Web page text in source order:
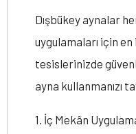
Dışbükey aynalar
uygulamaları için
tesislerinizde
ayna kullanmanızı
1. İç Mekân